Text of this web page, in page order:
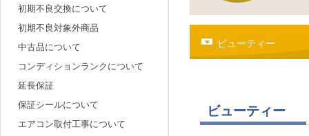
ビューティー
ビューティー
初期不良交換について
初期不良対象外商品
中古品について
コンディションランクについて
延長保証
保証シールについて
エアコン取付工事について